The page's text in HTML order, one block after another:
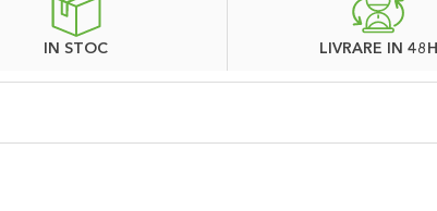
IN STOC LIVRARE IN 48H